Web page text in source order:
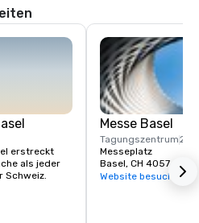
erstreckt
als jeder
Schweiz.
Messe Basel
Tagungszentrum2
Messeplatz
Basel, CH 4057
Website besuchen